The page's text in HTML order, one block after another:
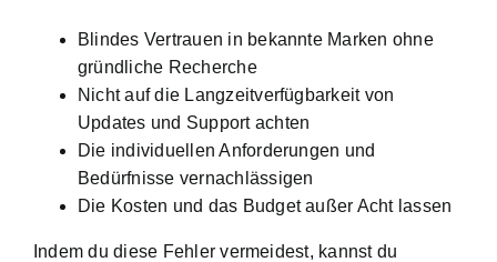
Blindes Vertrauen in bekannte Marken ohne
gründliche Recherche
Nicht auf die Langzeitverfügbarkeit von
Updates und Support achten
Die individuellen Anforderungen und
Bedürfnisse vernachlässigen
Die Kosten und das Budget außer Acht lassen
Indem du diese Fehler vermeidest, kannst du